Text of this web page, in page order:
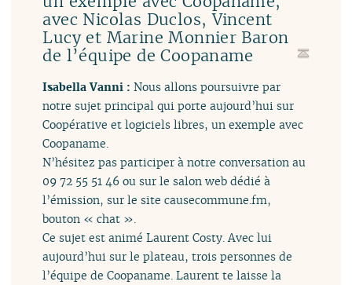
avec Nicolas Duclos, Vincent
Lucy et Marine Monnier Baron
de l’équipe de Coopaname
Isabella Vanni :Nous allons poursuivre par
notre sujet principal qui porte aujourd’hui sur
Coopérative et logiciels libres, un exemple avec
Coopaname.
N’hésitez pas participer à notre conversation au
09 72 55 51 46 ou sur le salon web dédié à
l’émission, sur le site causecommune.fm,
bouton « chat ».
Ce sujet est animé Laurent Costy. Avec lui
aujourd’hui sur le plateau, trois personnes de
l’équipe de Coopaname. Laurent te laisse la